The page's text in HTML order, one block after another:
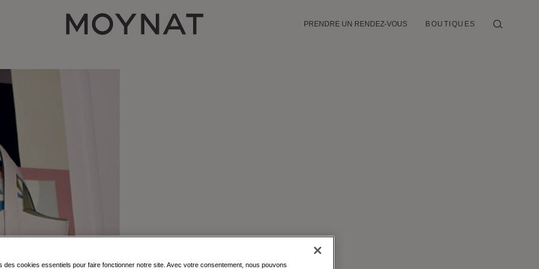
MOYNAT PARIS
PRENDRE UN RENDEZ-VOUS BOUTIQUES
des cookies essentiels pour faire fonctionner notre site. Avec votre consentement, nous pouvons